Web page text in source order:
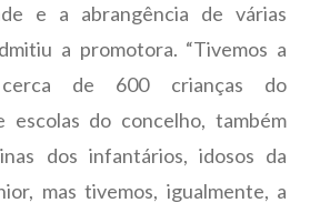
e a abrangência de várias
a promotora. “Tivemos a
de 600 crianças do
escolas do concelho, também
dos infantários, idosos da
mas tivemos, igualmente, a